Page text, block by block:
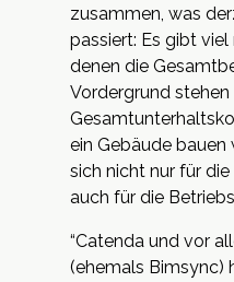
zusammen, was
passiert: Es gibt
denen die
Vordergrund stehen
ein Gebäude bauen
sich nicht nur für
auch für die
“Catenda und vor
(ehemals Bimsync)